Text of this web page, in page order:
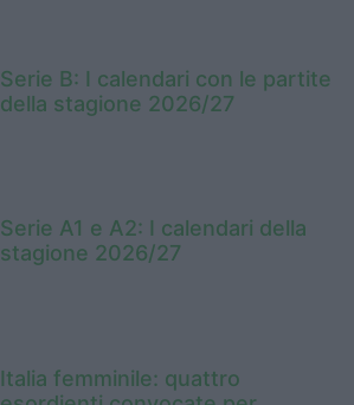
Serie B: I calendari con le partite
della stagione 2026/27
Serie A1 e A2: I calendari della
stagione 2026/27
Italia femminile: quattro